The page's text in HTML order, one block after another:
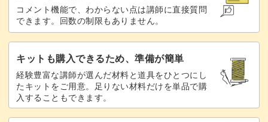
12月24日までの暮らしがもっと素敵に輝きだすこと間違い
なしです◎
この講座では、自然の美しさを感じながら、シンプルで可
愛いリースを作る技術やデザインを学ぶことができます。
コメント機能で、わからない点は講師に直接質問
できます。回数の制限もありません。
キットも購入できるため、準備が簡単
経験豊富な講師が選んだ材料と道具をひとつにし
たキットをご用意。足りない材料だけを単品で購
入することもできます。